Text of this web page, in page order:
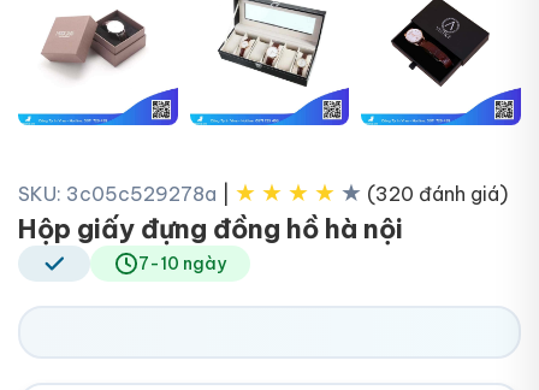
SKU: 3c05c529278a ★ ★ ★ ★ ★ (320 đánh giá)
Hộp giấy đựng đồng hồ hà nội
7-10 ngày